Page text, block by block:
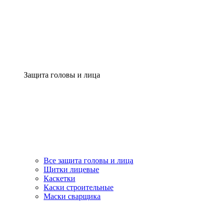
Защита головы и лица
Все защита головы и лица
Щитки лицевые
Каскетки
Каски строительные
Маски сварщика